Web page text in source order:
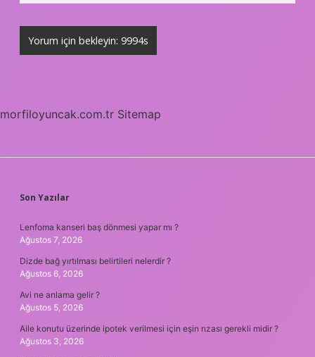
morfiloyuncak.com.tr Sitemap
SIDEBAR
Son Yazılar
Lenfoma kanseri baş dönmesi yapar mı ?
Ağustos 7, 2026
Dizde bağ yırtılması belirtileri nelerdir ?
Ağustos 6, 2026
Avi ne anlama gelir ?
Ağustos 5, 2026
Aile konutu üzerinde ipotek verilmesi için eşin rızası gerekli midir ?
Ağustos 3, 2026